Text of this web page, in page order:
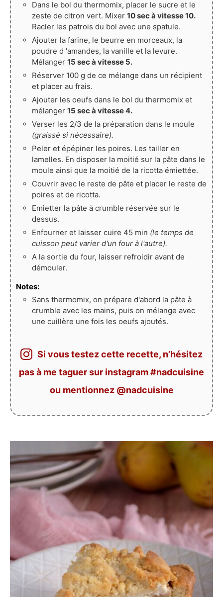
Dans le bol du thermomix, placer le sucre et le
zeste de citron vert. Mixer 10 sec à vitesse 10.
Racler les patrois du bol avec une spatule.
Ajouter la farine, le beurre en morceaux, la
poudre d 'amandes, la vanille et la levure.
Mélanger 15 sec à vitesse 5.
Réserver 100 g de ce mélange dans un récipient
et placer au frais.
Ajouter les oeufs dans le bol du thermomix et
mélanger 15 sec à vitesse 4.
Verser les 2/3 de la préparation dans le moule
(graissé si nécessaire).
Peler et épépiner les poires. Les tailler en
lamelles. En disposer la moitié sur la pâte dans le
moule ainsi que la moitié de la ricotta émiettée.
Couvrir avec le reste de pâte et placer le reste de
poires et de ricotta.
Emietter la pâte à crumble réservée sur le
dessus.
Enfourner et laisser cuire 45 min (le temps de
cuisson peut varier d'un four à l'autre).
A la sortie du four, laisser refroidir avant de
démouler.
Notes:
Sans thermomix, on prépare d'abord la pâte à
crumble avec les mains, puis on mélange avec
une cuillère une fois les oeufs ajoutés.
Si vous testez cette recette, n’hésitez
pas à me taguer sur instagram #nadcuisine
ou mentionnez @nadcuisine